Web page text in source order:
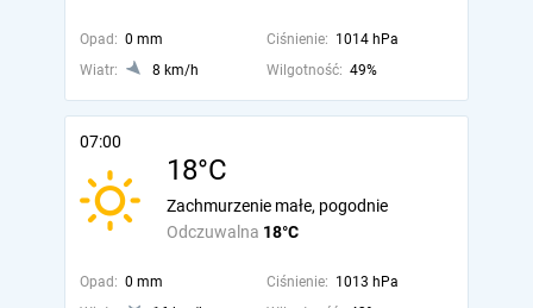
Opad: 0 mm Ciśnienie: 1014 hPa
Wiatr:
8 km/h Wilgotność: 49%
07:00
18°C
Odczuwalna 18°C
Zachmurzenie małe, pogodnie
Opad: 0 mm Ciśnienie: 1013 hPa